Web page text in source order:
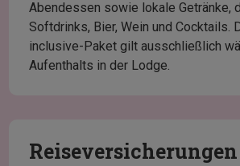
Abendessen sowie lokale Getränke,
Softdrinks, Bier, Wein und Cocktails.
inclusive-Paket gilt ausschließlich
Aufenthalts in der Lodge.
Reiseversicherungen